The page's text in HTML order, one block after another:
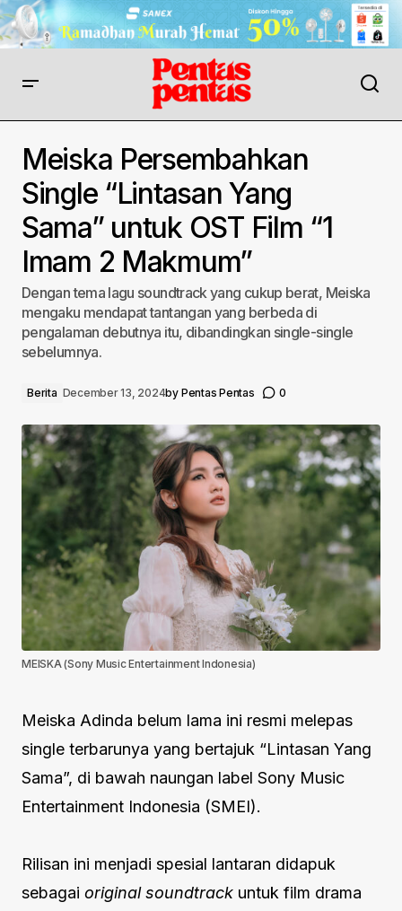
Meiska Persembahkan
Single “Lintasan Yang
Sama” untuk OST Film “1
Imam 2 Makmum”
Dengan tema lagu soundtrack yang cukup berat, Meiska
mengaku mendapat tantangan yang berbeda di
pengalaman debutnya itu, dibandingkan single-single
sebelumnya.
Berita December 13, 2024by Pentas Pentas 0
MEISKA (Sony Music Entertainment Indonesia)
Meiska Adinda belum lama ini resmi melepas
single terbarunya yang bertajuk “Lintasan Yang
Sama”, di bawah naungan label Sony Music
Entertainment Indonesia (SMEI).
Rilisan ini menjadi spesial lantaran didapuk
sebagai original soundtrack untuk film drama